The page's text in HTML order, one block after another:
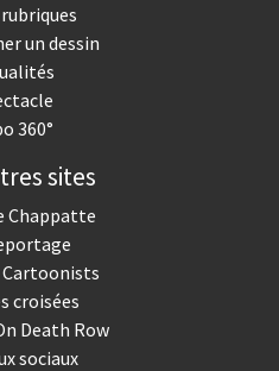
un dessin
360°
sites
Chappatte
Cartoonists
croisées
Death Row
sociaux